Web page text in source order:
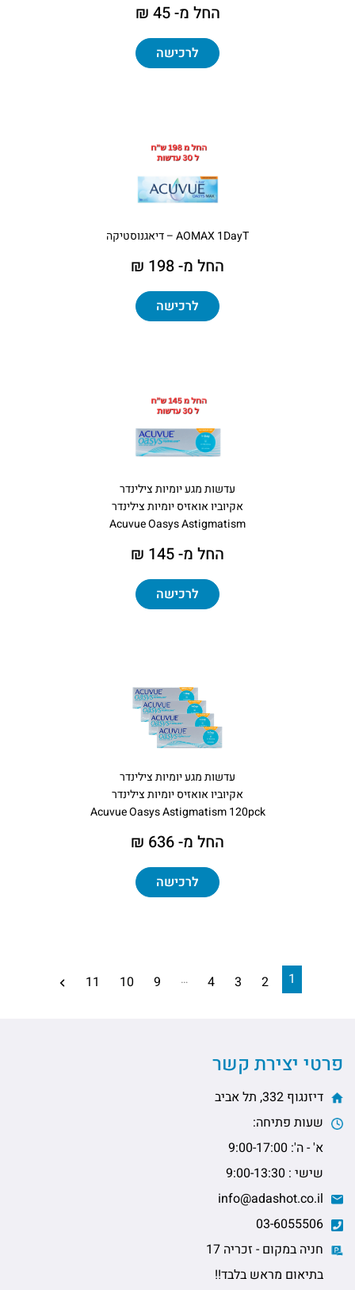
החל מ- 45 ₪
לרכישה
AOMAX 1DayT – דיאגנוסטיקה
החל מ- 198 ₪
לרכישה
עדשות מגע יומיות צילינדר
אקיוביו אואזיס יומיות צילינדר
Acuvue Oasys Astigmatism
החל מ- 145 ₪
לרכישה
עדשות מגע יומיות צילינדר
אקיוביו אואזיס יומיות צילינדר
Acuvue Oasys Astigmatism 120pck
החל מ- 636 ₪
לרכישה
1
2
3
4
…
9
10
11
פרטי יצירת קשר
דיזנגוף 332, תל אביב
שעות פתיחה:
א' - ה': 9:00-17:00
שישי : 9:00-13:30
חניה במקום - זכריה 17
בתיאום מראש בלבד!!